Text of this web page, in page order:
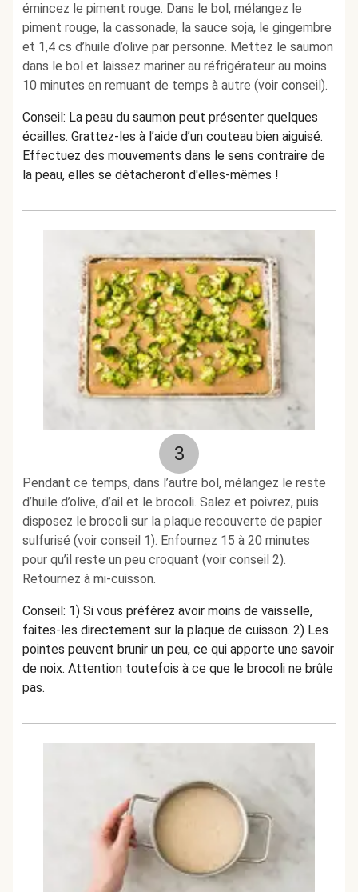
émincez le piment rouge. Dans le bol, mélangez le
piment rouge, la cassonade, la sauce soja, le gingembre
et 1,4 cs d’huile d’olive par personne. Mettez le saumon
dans le bol et laissez mariner au réfrigérateur au moins
10 minutes en remuant de temps à autre (voir conseil).
Conseil: La peau du saumon peut présenter quelques
écailles. Grattez-les à l’aide d’un couteau bien aiguisé.
Effectuez des mouvements dans le sens contraire de
la peau, elles se détacheront d'elles-mêmes !
3
Pendant ce temps, dans l’autre bol, mélangez le reste
d’huile d’olive, d’ail et le brocoli. Salez et poivrez, puis
disposez le brocoli sur la plaque recouverte de papier
sulfurisé (voir conseil 1). Enfournez 15 à 20 minutes
pour qu’il reste un peu croquant (voir conseil 2).
Retournez à mi-cuisson.
Conseil: 1) Si vous préférez avoir moins de vaisselle,
faites-les directement sur la plaque de cuisson. 2) Les
pointes peuvent brunir un peu, ce qui apporte une savoir
de noix. Attention toutefois à ce que le brocoli ne brûle
pas.